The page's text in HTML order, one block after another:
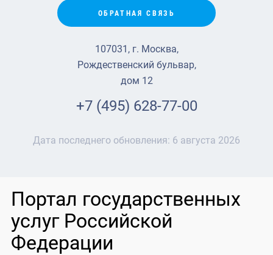
ОБРАТНАЯ СВЯЗЬ
107031, г. Москва,
Рождественский бульвар,
дом 12
+7 (495) 628-77-00
Дата последнего обновления: 6 августа 2026
Портал государственных
услуг Российской
Федерации